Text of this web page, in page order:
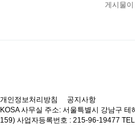
게시물
개인정보처리방침
공지사항
KOSA 사무실 주소: 서울특별시 강남구
159) 사업자등록번호 : 215-96-19477